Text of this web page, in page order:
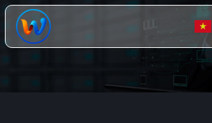
Chuyển
đến
dung